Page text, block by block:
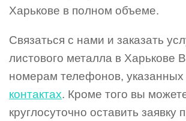
Харькове в полном объеме.
Связаться с нами и заказать
листового металла в Харькове
номерам телефонов, указанных
контактах. Кроме того вы
круглосуточно оставить заявку